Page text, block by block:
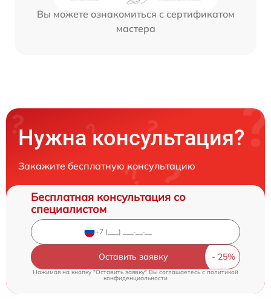
Вы можете ознакомиться с сертификатом
мастера
Нужна консультация?
Закажите бесплатную консультацию
Бесплатная консультация со
специалистом
Оставить заявку
Нажимая на кнопку "Оставить заявку" Вы соглашаетесь cполитикой
конфиденциальности